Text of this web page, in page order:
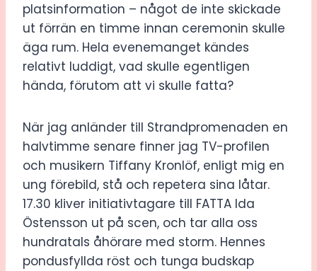
platsinformation – något de inte skickade
ut förrän en timme innan ceremonin skulle
äga rum. Hela evenemanget kändes
relativt luddigt, vad skulle egentligen
hända, förutom att vi skulle fatta?
När jag anländer till Strandpromenaden en
halvtimme senare finner jag TV-profilen
och musikern Tiffany Kronlöf, enligt mig en
ung förebild, stå och repetera sina låtar.
17.30 kliver initiativtagare till FATTA Ida
Östensson ut på scen, och tar alla oss
hundratals åhörare med storm. Hennes
pondusfyllda röst och tunga budskap